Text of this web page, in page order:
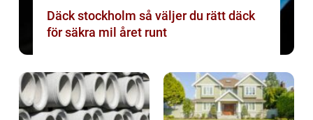
Däck stockholm så väljer du rätt däck
för säkra mil året runt